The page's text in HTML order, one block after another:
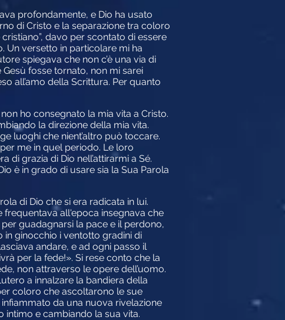
profondamente, e Dio ha usato
di Cristo e la separazione tra coloro
davo per scontato di essere
Un versetto in particolare mi ha
spiegava che non c’è una via di
fosse tornato, non mi sarei
all’amo della Scrittura. Per quanto
ho consegnato la mia vita a Cristo.
la direzione della mia vita.
luoghi che nient’altro può toccare.
me in quel periodo. Le loro
di grazia di Dio nell’attirarmi a Sé.
è in grado di usare sia la Sua Parola
di Dio che si era radicata in lui.
frequentava all'epoca insegnava che
guadagnarsi la pace e il perdono,
ginocchio i ventotto gradini di
andare, e ad ogni passo il
per la fede!». Si rese conto che la
non attraverso le opere dell’uomo.
a innalzare la bandiera della
coloro che ascoltarono le sue
da una nuova rivelazione
intimo e cambiando la sua vita.